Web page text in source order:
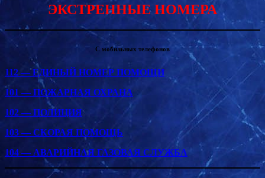
ЭКСТРЕННЫЕ НОМЕРА
С мобильных телефонов
112 — ЕДИНЫЙ НОМЕР ПОМОЩИ
101 — ПОЖАРНАЯ ОХРАНА
102 — ПОЛИЦИЯ
103 — СКОРАЯ ПОМОЩЬ
104 — АВАРИЙНАЯ ГАЗОВАЯ СЛУЖБА